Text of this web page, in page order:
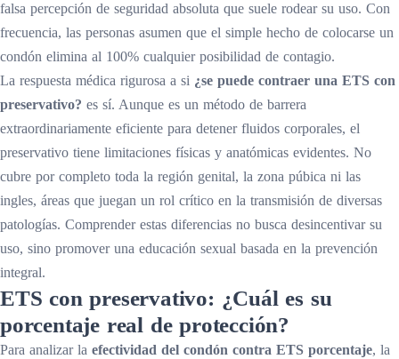
falsa percepción de seguridad absoluta que suele rodear su uso. Con
frecuencia, las personas asumen que el simple hecho de colocarse un
condón elimina al 100% cualquier posibilidad de contagio.
La respuesta médica rigurosa a si ¿se puede contraer una ETS con
preservativo? es sí. Aunque es un método de barrera
extraordinariamente eficiente para detener fluidos corporales, el
preservativo tiene limitaciones físicas y anatómicas evidentes. No
cubre por completo toda la región genital, la zona púbica ni las
ingles, áreas que juegan un rol crítico en la transmisión de diversas
patologías. Comprender estas diferencias no busca desincentivar su
uso, sino promover una educación sexual basada en la prevención
integral.
ETS con preservativo: ¿Cuál es su
porcentaje real de protección?
Para analizar la efectividad del condón contra ETS porcentaje, la